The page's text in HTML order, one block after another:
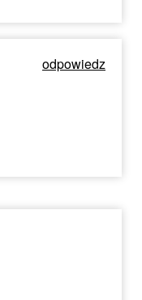
odpowiedz